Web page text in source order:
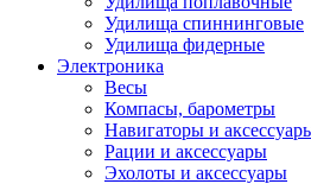
Удилища спиннинговые
Удилища фидерные
Электроника
Весы
Компасы, барометры
Навигаторы и
Рации и аксессуары
Эхолоты и аксессуары